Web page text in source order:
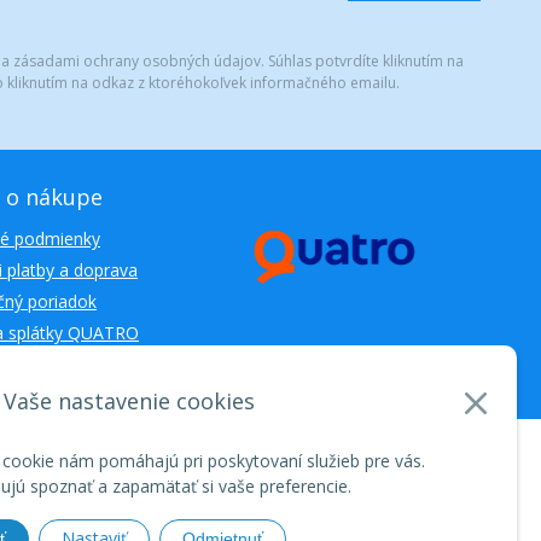
Vaše nastavenie cookies
nám pomáhajú pri poskytovaní služieb pre vás.
spoznať a zapamätať si vaše preferencie.
ochrany osobných údajov. Súhlas potvrdíte kliknutím na
na odkaz z ktoréhokoľvek informačného emailu.
nákupe
podmienky
platby a doprava
poriadok
splátky QUATRO
WEBYGROUP • dbartzvyšovanie návštevnosti•